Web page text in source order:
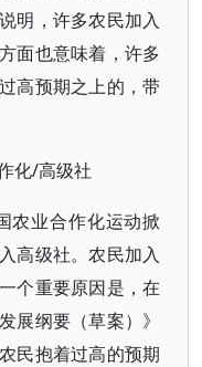
明，许多农民加入
面也意味着，许多
高预期之上的，带
化/高级社
农业合作化运动掀
高级社。农民加入
个重要原因是，在
展纲要（草案）》
民抱着过高的预期